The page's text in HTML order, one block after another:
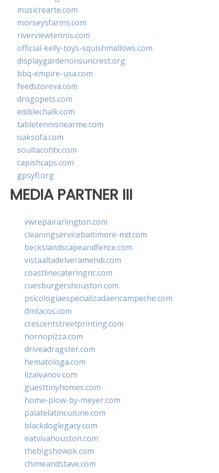
musicrearte.com
morseysfarms.com
riverviewtennis.com
official-kelly-toys-squishmallows.com
displaygardenonsuncrest.org
bbq-empire-usa.com
feedstoreva.com
drogopets.com
ediblechalk.com
tabletennisnearme.com
oaksofa.com
soultacohtx.com
capishcaps.com
gpsyfl.org
MEDIA PARTNER III
vwrepairarlington.com
cleaningservicebaltimore-md.com
beckslandscapeandfence.com
vistaaltadelveramendi.com
coastlinecateringnc.com
cuesburgershouston.com
psicologiaespecializadaencampeche.com
dmtacos.com
crescentstreetprinting.com
hornopizza.com
driveadragster.com
hematologa.com
lizaivanov.com
guesttinyhomes.com
home-plow-by-meyer.com
palatelatincuisine.com
blackdoglegacy.com
eatvivahouston.com
thebigshowok.com
chimeandstave.com